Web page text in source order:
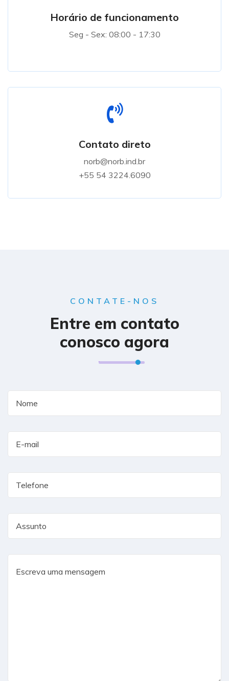
Horário de funcionamento
Seg - Sex: 08:00 - 17:30
Contato direto
norb@norb.ind.br
+55 54 3224.6090
CONTATE-NOS
Entre em contato
conosco agora